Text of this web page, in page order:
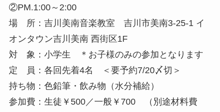
②PM.1:00～2:00
場 所：吉川美南音楽教室 吉川市美南3-25-1 イ
オンタウン吉川美南 西街区1F
対 象：小学生 ＊お子様のみの参加となります
定 員：各回先着4名 ＜要予約7/20〆切＞
持ち物：色鉛筆・飲み物（水分補給）
参加費：生徒￥500／一般￥700 （別途材料費